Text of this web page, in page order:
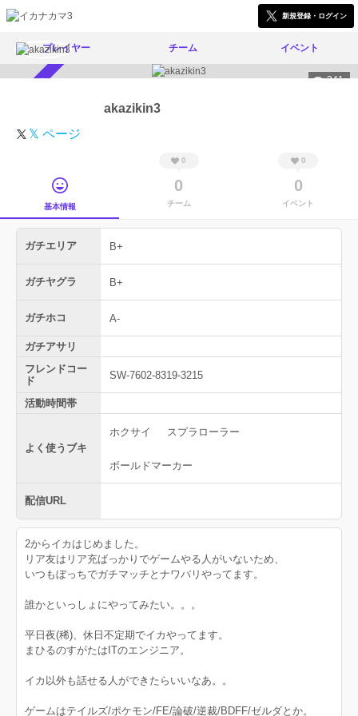
新規登録・ログイン
プレイヤー チーム イベント
341
akazikin3
𝕏 ページ
基本情報
0
0
チーム
0
0
イベント
ガチエリア B+
ガチヤグラ B+
ガチホコ A-
ガチアサリ
フレンドコー
ド
SW-7602-8319-3215
活動時間帯
よく使うブキ
ホクサイ スプラローラー
ボールドマーカー
配信URL
2からイカはじめました。
リア友はリア充ばっかりでゲームやる人がいないため、
いつもぼっちでガチマッチとナワバリやってます。
誰かといっしょにやってみたい。。。
平日夜(稀)、休日不定期でイカやってます。
まひるのすがたはITのエンジニア。
イカ以外も話せる人ができたらいいなあ。。
ゲームはテイルズ/ポケモン/FE/論破/逆裁/BDFF/ゼルダとか。